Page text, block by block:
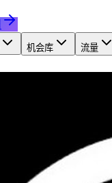
机会库 流量